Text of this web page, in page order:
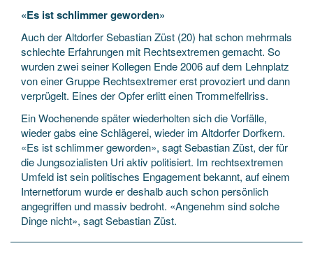
«Es ist schlimmer geworden»
Auch der Altdorfer Sebastian Züst (20) hat schon mehrmals
schlechte Erfahrungen mit Rechtsextremen gemacht. So
wurden zwei seiner Kollegen Ende 2006 auf dem Lehnplatz
von einer Gruppe Rechtsextremer erst provoziert und dann
verprügelt. Eines der Opfer erlitt einen Trommelfellriss.
Ein Wochenende später wiederholten sich die Vorfälle,
wieder gabs eine Schlägerei, wieder im Altdorfer Dorfkern.
«Es ist schlimmer geworden», sagt Sebastian Züst, der für
die Jungsozialisten Uri aktiv politisiert. Im rechtsextremen
Umfeld ist sein politisches Engagement bekannt, auf einem
Internetforum wurde er deshalb auch schon persönlich
angegriffen und massiv bedroht. «Angenehm sind solche
Dinge nicht», sagt Sebastian Züst.